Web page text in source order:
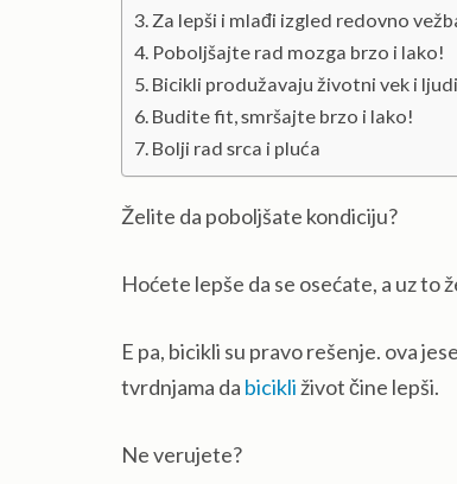
Za lepši i mlađi izgled redovno
Poboljšajte rad mozga brzo i lako!
Bicikli produžavaju životni vek i
Budite fit, smršajte brzo i lako!
Bolji rad srca i pluća
Želite da poboljšate kondiciju?
Hoćete lepše da se osećate, a uz to
E pa, bicikli su pravo rešenje. ova
tvrdnjama da bicikli život čine lepši.
Ne verujete?